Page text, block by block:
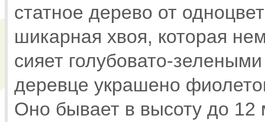
статное дерево от
шикарная хвоя, которая
сияет голубовато-
деревце украшено
Оно бывает в высоту до 12